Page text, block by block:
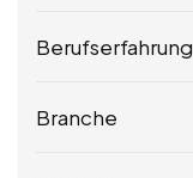
Berufserfahrung
Branche